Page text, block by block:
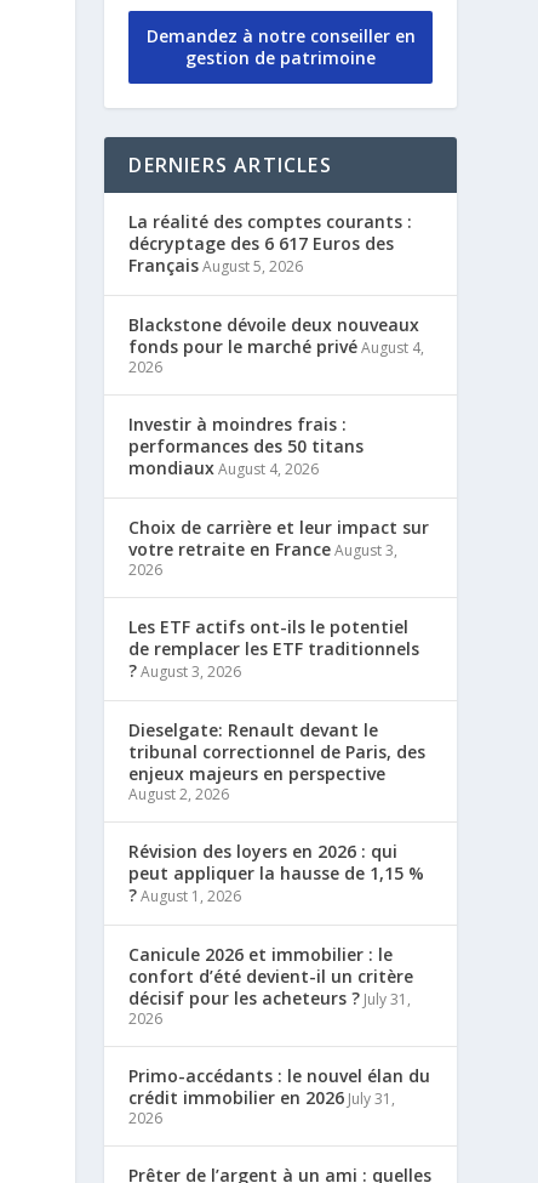
Demandez à notre conseiller en
gestion de patrimoine
DERNIERS ARTICLES
La réalité des comptes courants :
décryptage des 6 617 Euros des
FrançaisAugust 5, 2026
Blackstone dévoile deux nouveaux
fonds pour le marché privéAugust 4,
2026
Investir à moindres frais :
performances des 50 titans
mondiauxAugust 4, 2026
Choix de carrière et leur impact sur
votre retraite en FranceAugust 3,
2026
Les ETF actifs ont-ils le potentiel
de remplacer les ETF traditionnels
?August 3, 2026
Dieselgate: Renault devant le
tribunal correctionnel de Paris, des
enjeux majeurs en perspective
August 2, 2026
Révision des loyers en 2026 : qui
peut appliquer la hausse de 1,15 %
?August 1, 2026
Canicule 2026 et immobilier : le
confort d’été devient-il un critère
décisif pour les acheteurs ? July 31,
2026
Primo-accédants : le nouvel élan du
crédit immobilier en 2026 July 31,
2026
Prêter de l’argent à un ami : quelles